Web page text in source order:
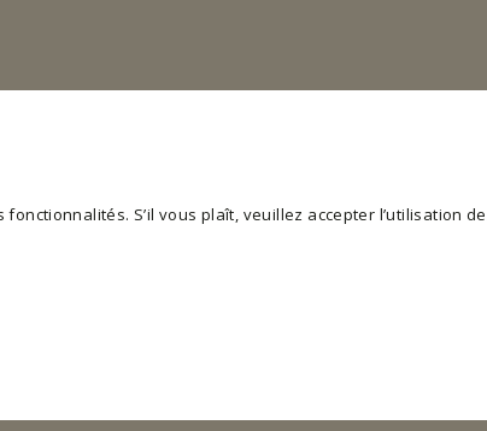
S’il vous plaît, veuillez accepter l’utilisation